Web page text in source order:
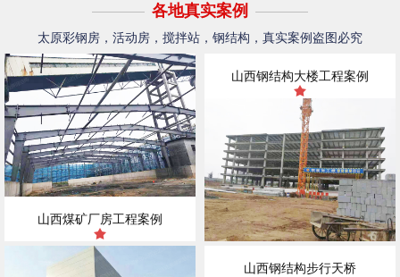
各地真实案例
太原彩钢房，活动房，搅拌站，钢结构，真实案例盗图必究
山西煤矿厂房工程案例
山西钢结构大楼工程案例
山西钢结构步行天桥